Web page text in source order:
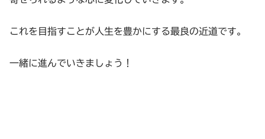
これを目指すことが人生を豊かにする最良の近道です。
一緒に進んでいきましょう！